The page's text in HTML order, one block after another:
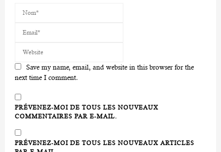
Save my name, email, and website in this browser for the
next time I comment.
PRÉVENEZ-MOI DE TOUS LES NOUVEAUX
COMMENTAIRES PAR E-MAIL.
PRÉVENEZ-MOI DE TOUS LES NOUVEAUX ARTICLES